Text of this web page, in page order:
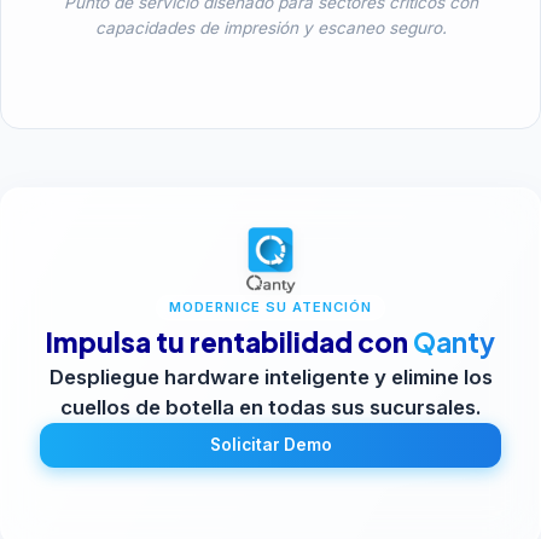
capacidades de impresión y escaneo seguro.
MODERNICE SU ATENCIÓN
Impulsa tu rentabilidad con Qanty
Despliegue hardware inteligente y elimine los
cuellos de botella en todas sus sucursales.
Solicitar Demo